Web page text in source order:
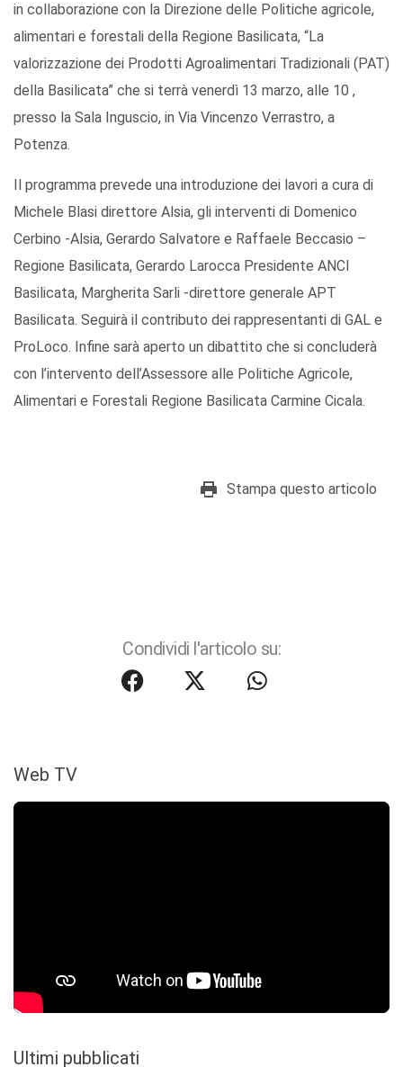
in collaborazione con la Direzione delle Politiche agricole,
alimentari e forestali della Regione Basilicata, “La
valorizzazione dei Prodotti Agroalimentari Tradizionali (PAT)
della Basilicata” che si terrà venerdì 13 marzo, alle 10 ,
presso la Sala Inguscio, in Via Vincenzo Verrastro, a
Potenza.
Il programma prevede una introduzione dei lavori a cura di
Michele Blasi direttore Alsia, gli interventi di Domenico
Cerbino -Alsia, Gerardo Salvatore e Raffaele Beccasio –
Regione Basilicata, Gerardo Larocca Presidente ANCI
Basilicata, Margherita Sarli -direttore generale APT
Basilicata. Seguirà il contributo dei rappresentanti di GAL e
ProLoco. Infine sarà aperto un dibattito che si concluderà
con l’intervento dell’Assessore alle Politiche Agricole,
Alimentari e Forestali Regione Basilicata Carmine Cicala.
Stampa questo articolo
Condividi l'articolo su:
Web TV
Ultimi pubblicati